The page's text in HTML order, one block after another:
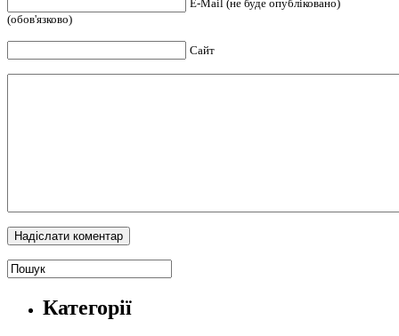
E-Mail (не буде опубліковано)
(обов'язково)
Сайт
Категорії